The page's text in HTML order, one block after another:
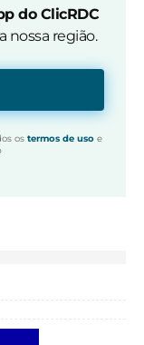
do ClicRDC
nossa região.
os termos de usoe